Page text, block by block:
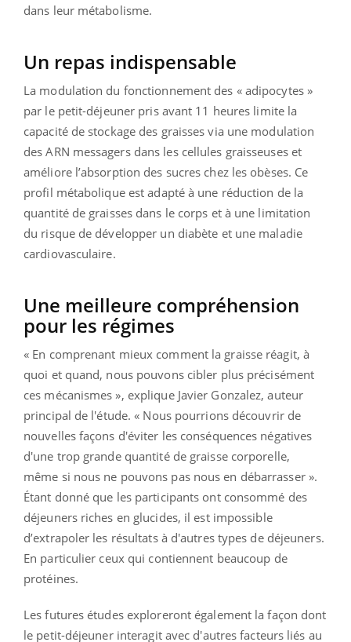
dans leur métabolisme.
Un repas indispensable
La modulation du fonctionnement des « adipocytes »
par le petit-déjeuner pris avant 11 heures limite la
capacité de stockage des graisses via une modulation
des ARN messagers dans les cellules graisseuses et
améliore l’absorption des sucres chez les obèses. Ce
profil métabolique est adapté à une réduction de la
quantité de graisses dans le corps et à une limitation
du risque de développer un diabète et une maladie
cardiovasculaire.
Une meilleure compréhension
pour les régimes
« En comprenant mieux comment la graisse réagit, à
quoi et quand, nous pouvons cibler plus précisément
ces mécanismes », explique Javier Gonzalez, auteur
principal de l'étude. « Nous pourrions découvrir de
nouvelles façons d'éviter les conséquences négatives
d'une trop grande quantité de graisse corporelle,
même si nous ne pouvons pas nous en débarrasser ».
Étant donné que les participants ont consommé des
déjeuners riches en glucides, il est impossible
d’extrapoler les résultats à d'autres types de déjeuners.
En particulier ceux qui contiennent beaucoup de
protéines.
Les futures études exploreront également la façon dont
le petit-déjeuner interagit avec d'autres facteurs liés au